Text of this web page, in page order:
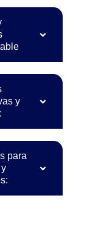
y
para